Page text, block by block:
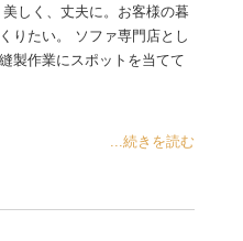
しく、丈夫に。お客様の暮
りたい。 ソファ専門店とし
製作業にスポットを当てて
...続きを読む